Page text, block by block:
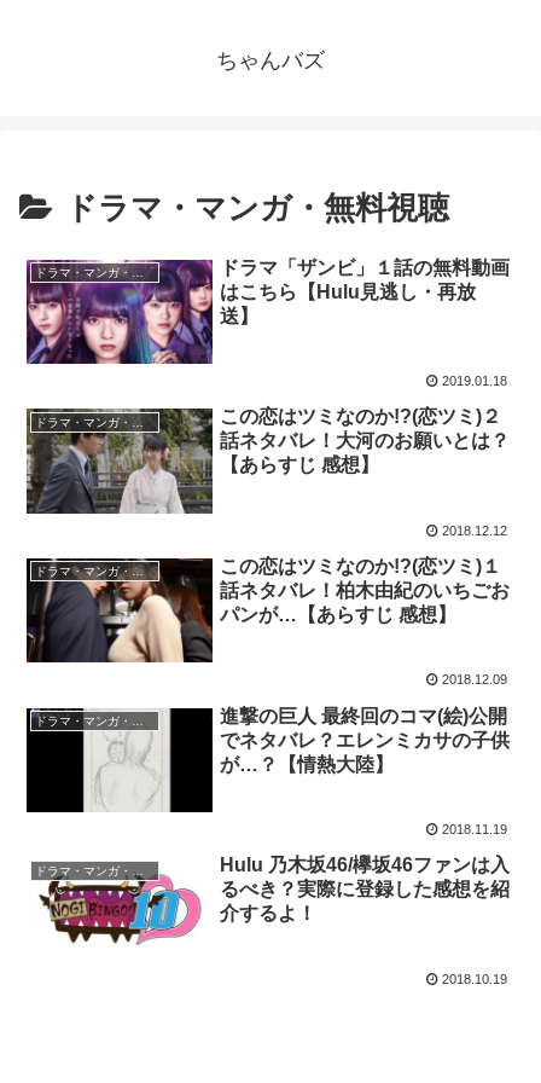
ちゃんバズ
ドラマ・マンガ・無料視聴
ドラマ「ザンビ」１話の無料動画
はこちら【Hulu見逃し・再放
送】
2019.01.18
ドラマ・マンガ・無料視聴
この恋はツミなのか!?(恋ツミ)２
話ネタバレ！大河のお願いとは？
【あらすじ 感想】
2018.12.12
ドラマ・マンガ・無料視聴
この恋はツミなのか!?(恋ツミ)１
話ネタバレ！柏木由紀のいちごお
パンが…【あらすじ 感想】
2018.12.09
進撃の巨人 最終回のコマ(絵)公開
でネタバレ？エレンミカサの子供
が…？【情熱大陸】
2018.11.19
Hulu 乃木坂46/欅坂46ファンは入
るべき？実際に登録した感想を紹
介するよ！
2018.10.19